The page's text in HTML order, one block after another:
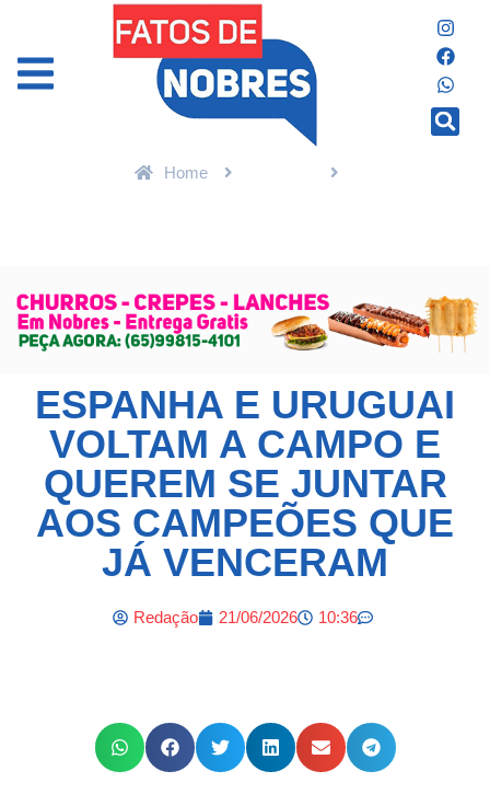
Home
ESPANHA E URUGUAI
VOLTAM A CAMPO E
QUEREM SE JUNTAR
AOS CAMPEÕES QUE
JÁ VENCERAM
Redação 21/06/2026 10:36